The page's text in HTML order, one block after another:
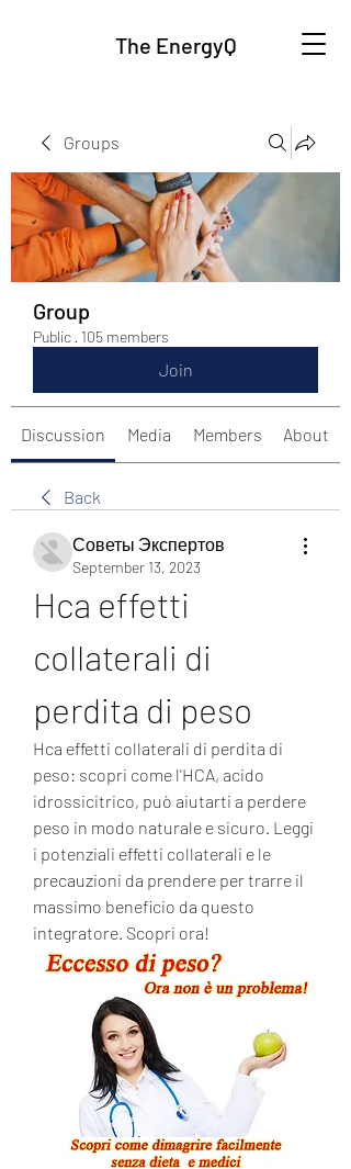
The EnergyQ
Groups
Group
Public · 105 members
Join
Discussion Media Members About
Back
Советы Экспертов
September 13, 2023
Hca effetti
collaterali di
perdita di peso
Hca effetti collaterali di perdita di
peso: scopri come l'HCA, acido
idrossicitrico, può aiutarti a perdere
peso in modo naturale e sicuro. Leggi
i potenziali effetti collaterali e le
precauzioni da prendere per trarre il
massimo beneficio da questo
integratore. Scopri ora!